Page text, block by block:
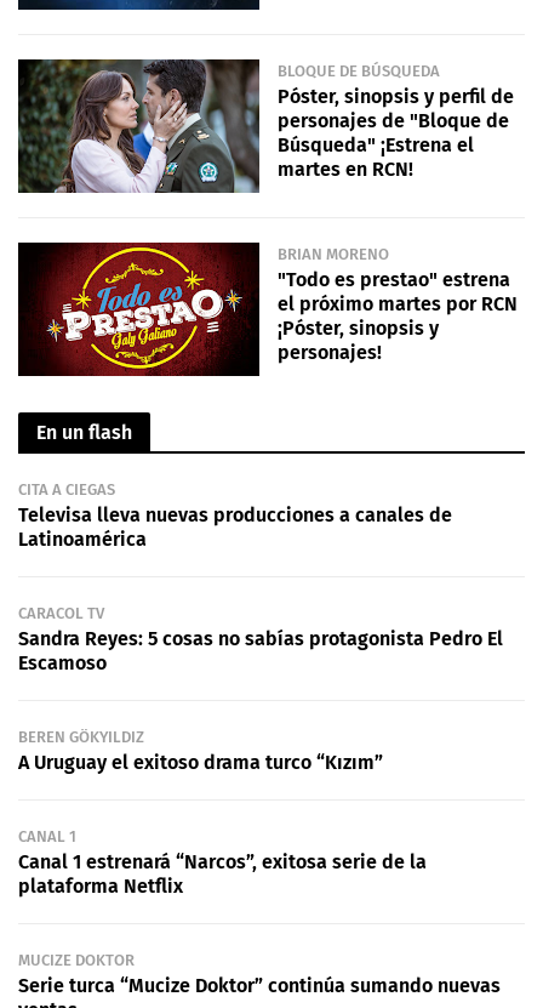
BLOQUE DE BÚSQUEDA
Póster, sinopsis y perfil de
personajes de "Bloque de
Búsqueda" ¡Estrena el
martes en RCN!
BRIAN MORENO
"Todo es prestao" estrena
el próximo martes por RCN
¡Póster, sinopsis y
personajes!
En un flash
CITA A CIEGAS
Televisa lleva nuevas producciones a canales de
Latinoamérica
CARACOL TV
Sandra Reyes: 5 cosas no sabías protagonista Pedro El
Escamoso
BEREN GÖKYILDIZ
A Uruguay el exitoso drama turco “Kızım”
CANAL 1
Canal 1 estrenará “Narcos”, exitosa serie de la
plataforma Netflix
MUCIZE DOKTOR
Serie turca “Mucize Doktor” continúa sumando nuevas